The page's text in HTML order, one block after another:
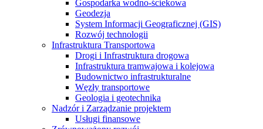
Gospodarka wodno-ściekowa
Geodezja
System Informacji Geograficznej (GIS)
Rozwój technologii
Infrastruktura Transportowa
Drogi i Infrastruktura drogowa
Infrastruktura tramwajowa i kolejowa
Budownictwo infrastrukturalne
Węzły transportowe
Geologia i geotechnika
Nadzór i Zarządzanie projektem
Usługi finansowe